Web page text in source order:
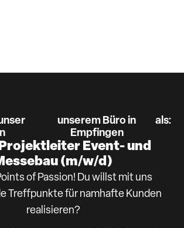
unserem Büro in
Empfingen
als:
Event- und
(m/w/d)
of Passion! Du willst mit uns
Treffpunkte für namhafte Kunden
realisieren?